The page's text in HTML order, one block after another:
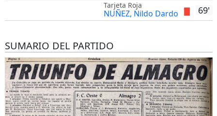
69'
Tarjeta Roja
NUÑEZ, Nildo Dardo
SUMARIO DEL PARTIDO